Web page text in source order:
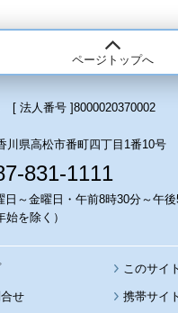
ページトップへ
[ 法人番号 ]8000020370002
県高松市番町四丁目1番10号
831-1111
日～金曜日・午前8時30分～午
始を除く）
このサイ
携帯サイト